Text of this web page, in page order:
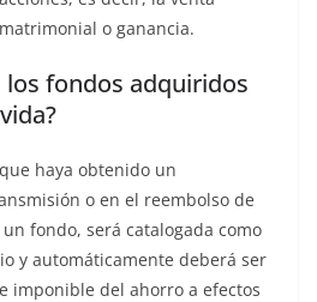
o ganancia.
los fondos adquiridos
haya obtenido un
o en el reembolso de
fondo, será catalogada como
y automáticamente deberá ser
imponible del ahorro a efectos